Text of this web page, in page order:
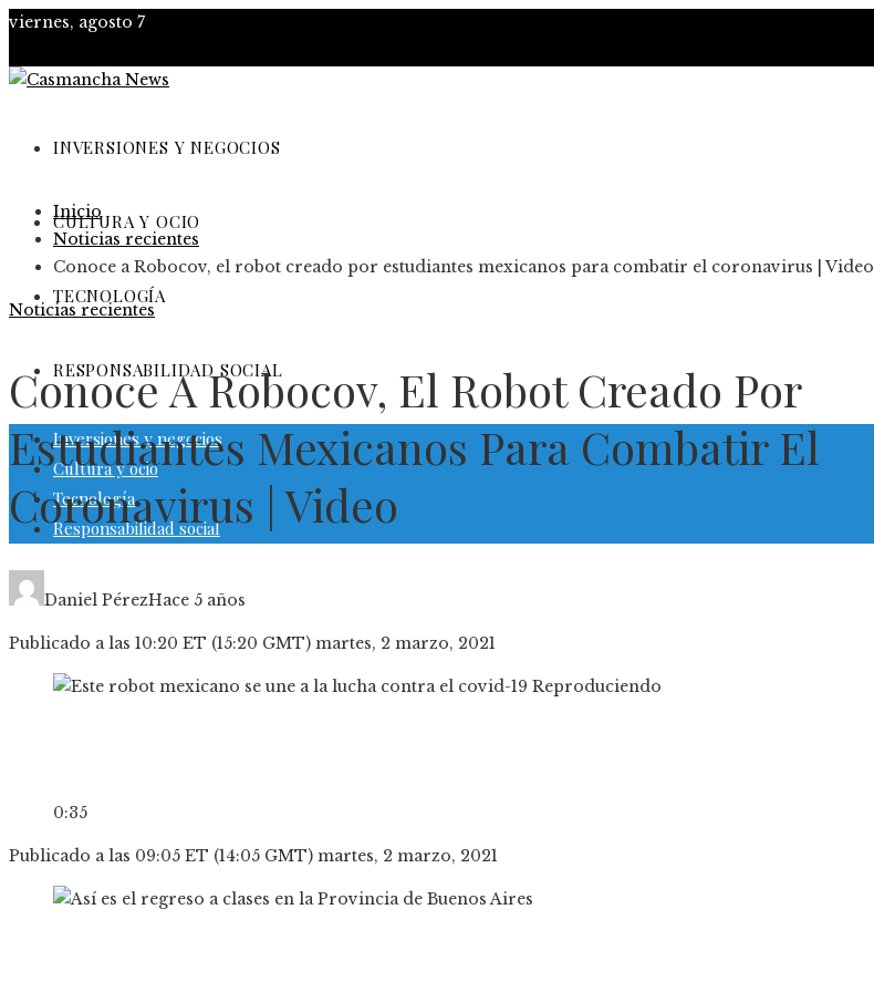
viernes, agosto 7
INVERSIONES Y NEGOCIOS
CULTURA Y OCIO
TECNOLOGÍA
RESPONSABILIDAD SOCIAL
Inversiones y negocios
Cultura y ocio
Tecnología
Responsabilidad social
Inicio
Noticias recientes
Conoce a Robocov, el robot creado por estudiantes mexicanos para combatir el coronavirus | Video
Noticias recientes
Conoce A Robocov, El Robot Creado Por
Estudiantes Mexicanos Para Combatir El
Coronavirus | Video
Daniel PérezHace 5 años
Publicado a las 10:20 ET (15:20 GMT) martes, 2 marzo, 2021
Reproduciendo
0:35
Publicado a las 09:05 ET (14:05 GMT) martes, 2 marzo, 2021